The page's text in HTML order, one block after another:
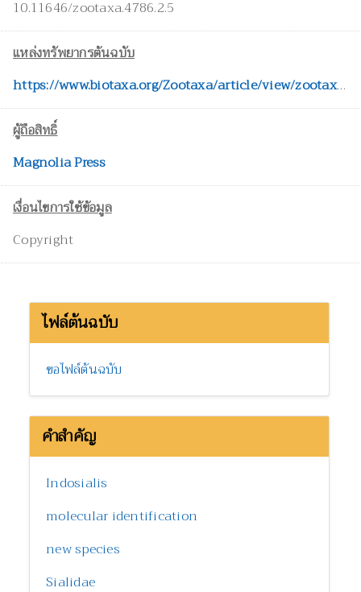
10.11646/zootaxa.4786.2.5
แหล่งทรัพยากรต้นฉบับ
https://www.biotaxa.org/Zootaxa/article/view/zootaxa.4786.2.5
ผู้ถือสิทธิ์
Magnolia Press
เงื่อนไขการใช้ข้อมูล
Copyright
ไฟล์ต้นฉบับ
ขอไฟล์ต้นฉบับ
คำสำคัญ
Indosialis
molecular identification
new species
Sialidae